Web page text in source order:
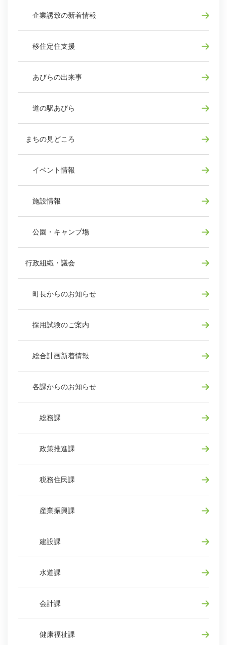
企業誘致の新着情報
移住定住支援
あびらの出来事
道の駅あびら
まちの見どころ
イベント情報
施設情報
公園・キャンプ場
行政組織・議会
町長からのお知らせ
採用試験のご案内
総合計画新着情報
各課からのお知らせ
総務課
政策推進課
税務住民課
産業振興課
建設課
水道課
会計課
健康福祉課